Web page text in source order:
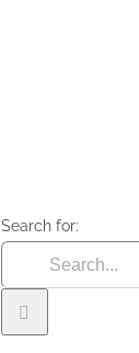
Search for: